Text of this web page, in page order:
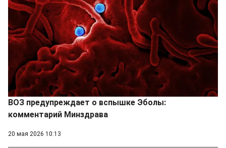
ВОЗ предупреждает о вспышке Эболы:
комментарий Минздрава
20 мая 2026 10:13